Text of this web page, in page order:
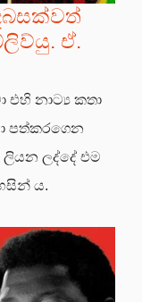
ඒ.
එහි නාට්‍ය කතා
පත්කරගෙන
ලද්දේ එම
ය.